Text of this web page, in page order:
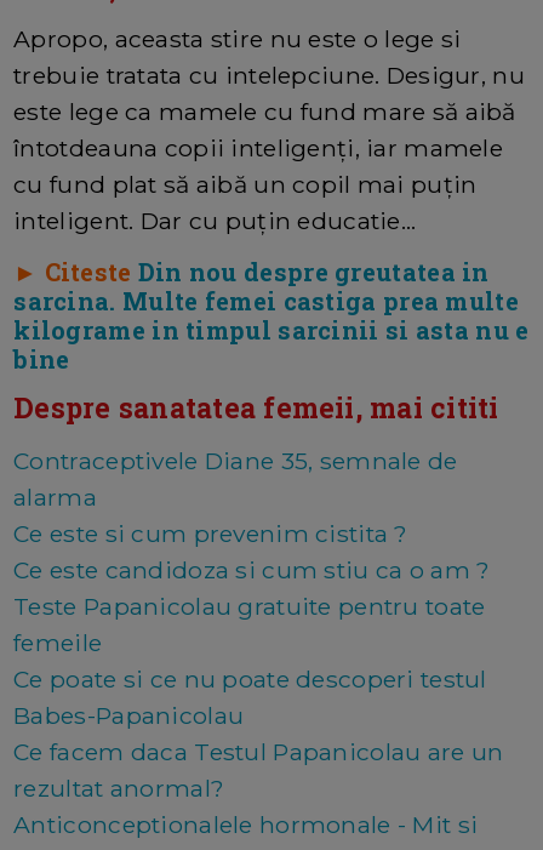
Apropo, aceasta stire nu este o lege si
trebuie tratata cu intelepciune. Desigur, nu
este lege ca mamele cu fund mare să aibă
întotdeauna copii inteligenți, iar mamele
cu fund plat să aibă un copil mai puțin
inteligent. Dar cu puțin educatie...
► Citeste Din nou despre greutatea in
sarcina. Multe femei castiga prea multe
kilograme in timpul sarcinii si asta nu e
bine
Despre sanatatea femeii, mai cititi
Contraceptivele Diane 35, semnale de
alarma
Ce este si cum prevenim cistita ?
Ce este candidoza si cum stiu ca o am ?
Teste Papanicolau gratuite pentru toate
femeile
Ce poate si ce nu poate descoperi testul
Babes-Papanicolau
Ce facem daca Testul Papanicolau are un
rezultat anormal?
Anticonceptionalele hormonale - Mit si